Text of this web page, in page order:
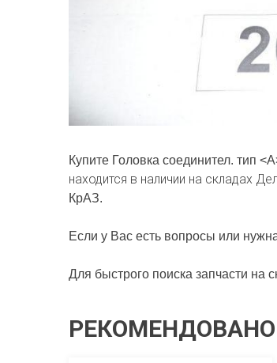
Купите Головка соединител. тип
находится в наличии на складах
КрАЗ.
Если у Вас есть вопросы или
Для быстрого поиска запчасти на
РЕКОМЕНДОВАНО